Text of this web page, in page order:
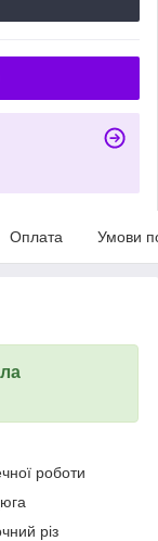
Оплата Умови
роботи
різ